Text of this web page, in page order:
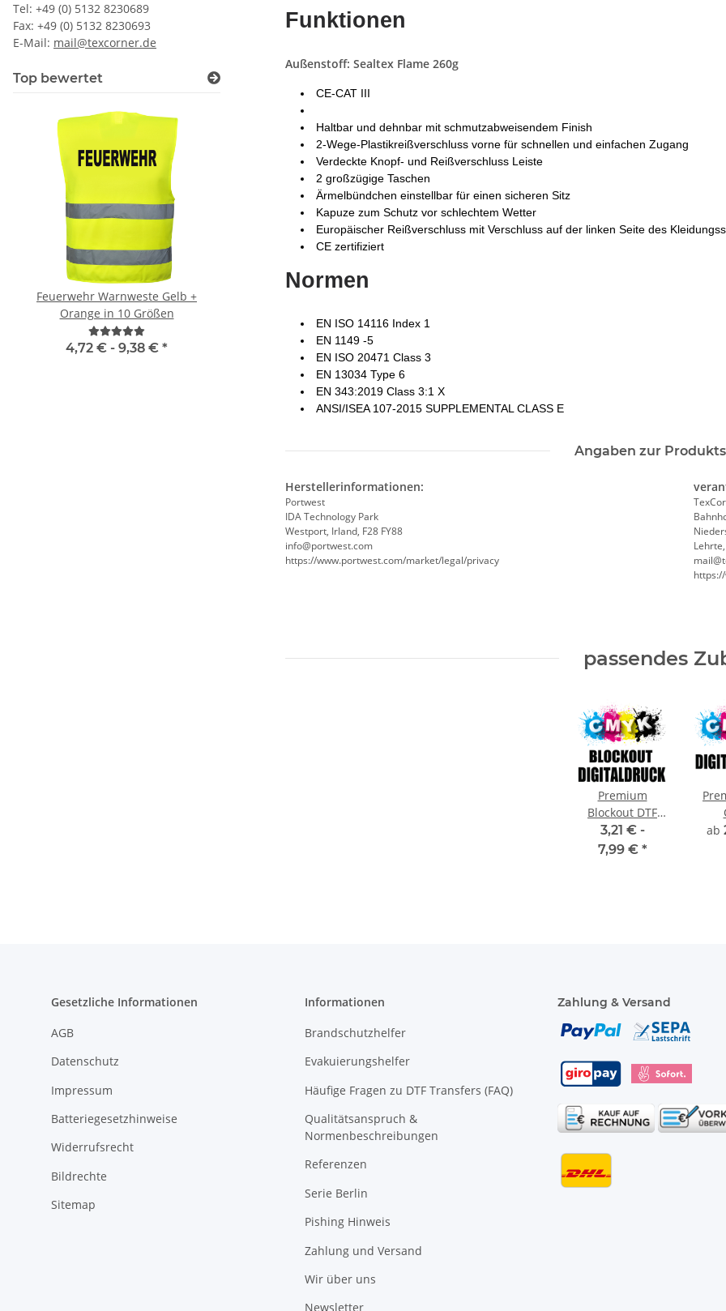
Funktionen
Außenstoff: Sealtex Flame 260g
CE-CAT III
Haltbar und dehnbar mit schmutzabweisendem Finish
2-Wege-Plastikreißverschluss vorne für schnellen und einfachen Zugang
Verdeckte Knopf- und Reißverschluss Leiste
2 großzügige Taschen
Ärmelbündchen einstellbar für einen sicheren Sitz
Kapuze zum Schutz vor schlechtem Wetter
Europäischer Reißverschluss mit Verschluss auf der linken Seite des
CE zertifiziert
Normen
EN ISO 14116 Index 1
EN 1149 -5
EN ISO 20471 Class 3
EN 13034 Type 6
EN 343:2019 Class 3:1 X
ANSI/ISEA 107-2015 SUPPLEMENTAL CLASS E
Angaben zur
Herstellerinformationen:
Portwest
IDA Technology Park
Westport, Irland, F28 FY88
info@portwest.com
https://www.portwest.com/market/legal/privacy
passendes
Premium
Blockout DTF
Digitaldruck
CMYK
3,21 € -
7,99 € *
ab
Tel: +49 (0) 5132 8230689
Fax: +49 (0) 5132 8230693
E-Mail: mail@texcorner.de
Top bewertet
Feuerwehr Warnweste Gelb +
Orange in 10 Größen
4,72 € - 9,38 € *
Evakuierungshelfer Warnweste
in 10 größen
4,90 € -10,70 €
Gesetzliche Informationen
AGB
Datenschutz
Impressum
Batteriegesetzhinweise
Widerrufsrecht
Bildrechte
Sitemap
Informationen
Brandschutzhelfer
Evakuierungshelfer
Häufige Fragen zu DTF Transfers (FAQ)
Qualitätsanspruch &
Normenbeschreibungen
Referenzen
Serie Berlin
Pishing Hinweis
Zahlung und Versand
Wir über uns
Newsletter
Zahlung & Versand